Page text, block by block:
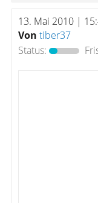
13. Mai 2010 |
Von tiber37
Status: